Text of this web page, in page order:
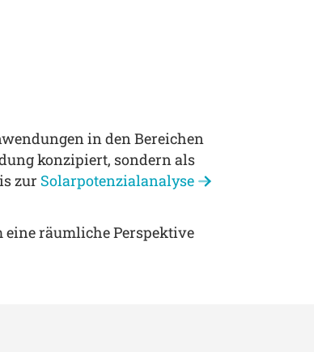
in den Bereichen
konzipiert, sondern als
zur Solarpotenzialanalyse
eine räumliche Perspektive